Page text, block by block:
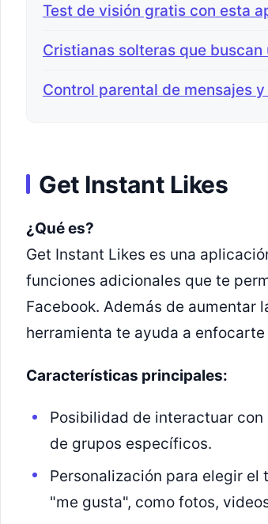
Test de visión gratis con esta
Cristianas solteras que
Control parental de mensajes
Get Instant Likes
¿Qué es?
Get Instant Likes es una
funciones adicionales que te
Facebook. Además de
herramienta te ayuda a
Características principales:
Posibilidad de interactuar
de grupos específicos.
Personalización para elegir
"me gusta", como fotos,